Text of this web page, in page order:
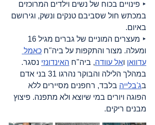
‣ פינויים בכוח של נשים וילדים המרוכזים
במכתש חול שסביבם טנקים ונשק, וגירושם
באיום.
ומעלה. מצור והתקפות על ביה"ח כאמל
עדוואן ואל עוודה, ביה"ח האינדונזי נסגר.
במהלך הלילה והבוקר נהרגו 31 בני אדם
בג'בלייה בלבד, רחפנים מסיירים ללא
הפוגה ויורים במי שיוצא ולא מתפנה. פיצוץ
מבנים ריקים.